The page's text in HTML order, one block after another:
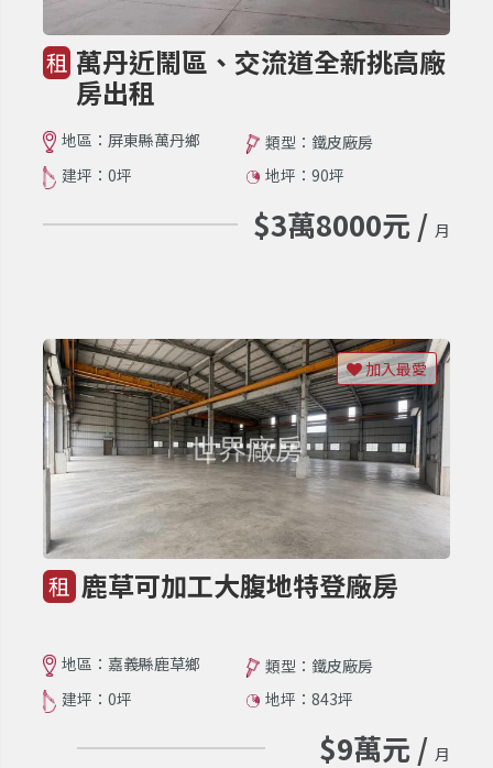
租 萬丹近鬧區、交流道全新挑高廠
房出租
地區：屏東縣萬丹鄉
類型：鐵皮廠房
建坪：0坪
地坪：90坪
$3萬8000元 / 月
租 鹿草可加工大腹地特登廠房
地區：嘉義縣鹿草鄉
類型：鐵皮廠房
建坪：0坪
地坪：843坪
$9萬元 / 月
加入最愛